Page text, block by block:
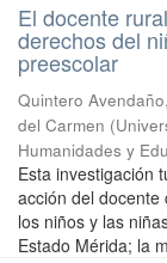
El docente
derechos del
preescolar
Quintero
del Carmen (
Humanidades y
Esta investigación
acción del
los niños y las
Estado Mérida; la